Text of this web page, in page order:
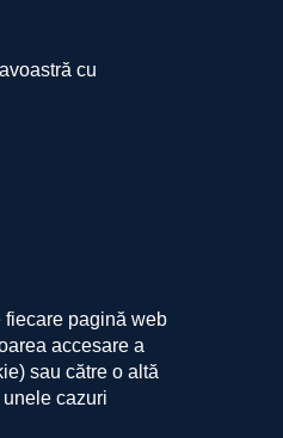
cu
fiecare pagină web
accesare a
sau către o altă
cazuri